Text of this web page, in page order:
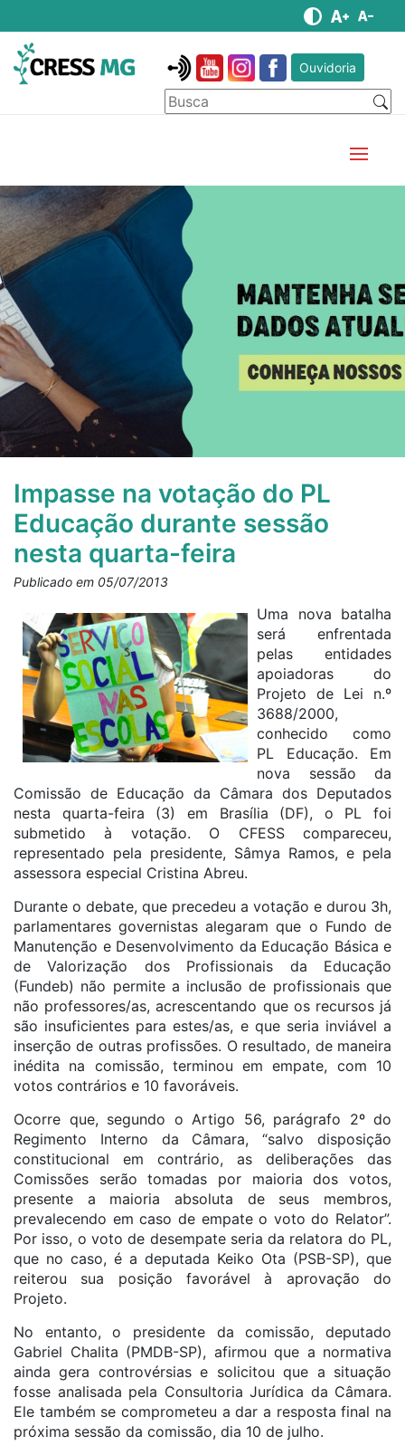
Ouvidoria
Impasse na votação do PL
Educação durante sessão
nesta quarta-feira
Publicado em 05/07/2013
Uma nova batalha
será enfrentada
pelas entidades
apoiadoras do
Projeto de Lei n.º
3688/2000,
conhecido como
PL Educação. Em
nova sessão da
Comissão de Educação da Câmara dos Deputados
nesta quarta-feira (3) em Brasília (DF), o PL foi
submetido à votação. O CFESS compareceu,
representado pela presidente, Sâmya Ramos, e pela
assessora especial Cristina Abreu.
Durante o debate, que precedeu a votação e durou 3h,
parlamentares governistas alegaram que o Fundo de
Manutenção e Desenvolvimento da Educação Básica e
de Valorização dos Profissionais da Educação
(Fundeb) não permite a inclusão de profissionais que
não professores/as, acrescentando que os recursos já
são insuficientes para estes/as, e que seria inviável a
inserção de outras profissões. O resultado, de maneira
inédita na comissão, terminou em empate, com 10
votos contrários e 10 favoráveis.
Ocorre que, segundo o Artigo 56, parágrafo 2º do
Regimento Interno da Câmara, “salvo disposição
constitucional em contrário, as deliberações das
Comissões serão tomadas por maioria dos votos,
presente a maioria absoluta de seus membros,
prevalecendo em caso de empate o voto do Relator”.
Por isso, o voto de desempate seria da relatora do PL,
que no caso, é a deputada Keiko Ota (PSB-SP), que
reiterou sua posição favorável à aprovação do
Projeto.
No entanto, o presidente da comissão, deputado
Gabriel Chalita (PMDB-SP), afirmou que a normativa
ainda gera controvérsias e solicitou que a situação
fosse analisada pela Consultoria Jurídica da Câmara.
Ele também se comprometeu a dar a resposta final na
próxima sessão da comissão, dia 10 de julho.